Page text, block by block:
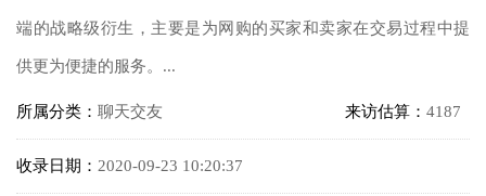
端的战略级衍生，主要是为网购的买家和卖家在交易过程中提
供更为便捷的服务。...
所属分类： 聊天交友 来访估算： 4187
收录日期： 2020-09-23 10:20:37